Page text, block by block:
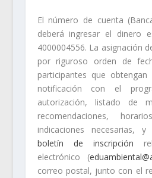
El número de cuenta
deberá ingresar el dinero
4000004556. La asignación
por riguroso orden de
participantes que obtengan
notificación con el
autorización, listado de
recomendaciones,
indicaciones necesarias,
boletín de inscripción
electrónico (
correo postal, junto con el